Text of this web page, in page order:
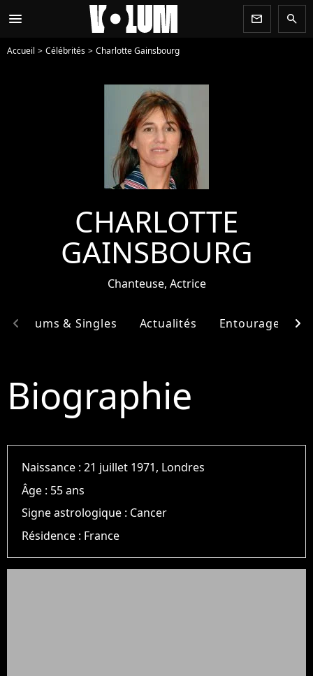
menu newsletter search
Accueil Célébrités Charlotte Gainsbourg
CHARLOTTE
GAINSBOURG
Chanteuse, Actrice
Albums & Singles Actualités Entourage
chevron_left chevron_right
Biographie
Naissance :21 juillet 1971, Londres
Âge : 55 ans
Signe astrologique : Cancer
Résidence : France